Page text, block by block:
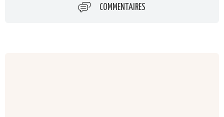
COMMENTAIRES